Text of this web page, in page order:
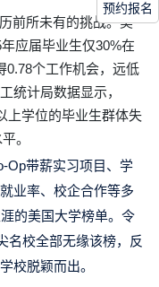
前所未有的挑战。美
应届毕业生仅30%在
0.78个工作机会，远低
统计局数据显示，
上学位的毕业生群体失
。
Op带薪实习项目、学
业率、校企合作等多
的美国大学榜单。令
名校全部无缘该榜，反
校脱颖而出。
预约报名